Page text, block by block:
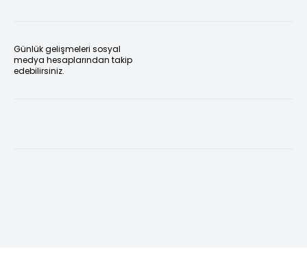
Günlük gelişmeleri sosyal
medya hesaplarından takip
edebilirsiniz.